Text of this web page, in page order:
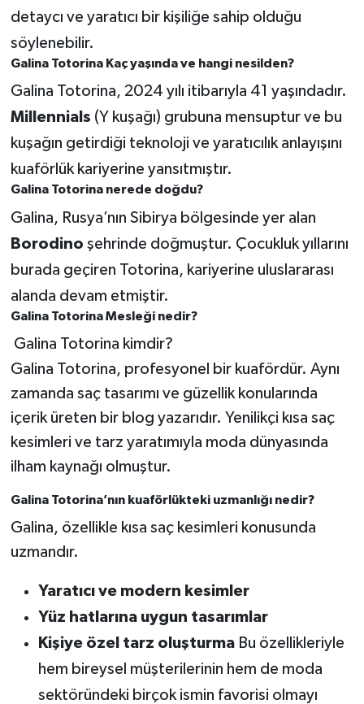
detaycı ve yaratıcı bir kişiliğe sahip olduğu
söylenebilir.
Galina Totorina Kaç yaşında ve hangi nesilden?
Galina Totorina, 2024 yılı itibarıyla 41 yaşındadır.
Millennials (Y kuşağı) grubuna mensuptur ve bu
kuşağın getirdiği teknoloji ve yaratıcılık anlayışını
kuaförlük kariyerine yansıtmıştır.
Galina Totorina nerede doğdu?
Galina, Rusya’nın Sibirya bölgesinde yer alan
Borodino şehrinde doğmuştur. Çocukluk yıllarını
burada geçiren Totorina, kariyerine uluslararası
alanda devam etmiştir.
Galina Totorina Mesleği nedir?
Galina Totorina kimdir?
Galina Totorina, profesyonel bir kuafördür. Aynı
zamanda saç tasarımı ve güzellik konularında
içerik üreten bir blog yazarıdır. Yenilikçi kısa saç
kesimleri ve tarz yaratımıyla moda dünyasında
ilham kaynağı olmuştur.
Galina Totorina’nın kuaförlükteki uzmanlığı nedir?
Galina, özellikle kısa saç kesimleri konusunda
uzmandır.
Yaratıcı ve modern kesimler
Yüz hatlarına uygun tasarımlar
Kişiye özel tarz oluşturmaBu özellikleriyle
hem bireysel müşterilerinin hem de moda
sektöründeki birçok ismin favorisi olmayı